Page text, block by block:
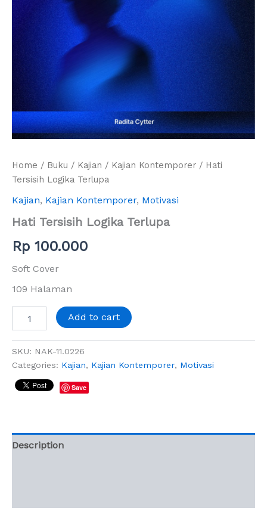
Home / Buku / Kajian / Kajian Kontemporer / Hati
Tersisih Logika Terlupa
Kajian, Kajian Kontemporer, Motivasi
Hati Tersisih Logika Terlupa
Rp 100.000
Soft Cover
109 Halaman
Add to cart
SKU: NAK-11.0226
Categories: Kajian, Kajian Kontemporer, Motivasi
Save
Description